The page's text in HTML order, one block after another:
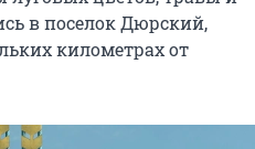
в поселок Дюрский,
километрах от